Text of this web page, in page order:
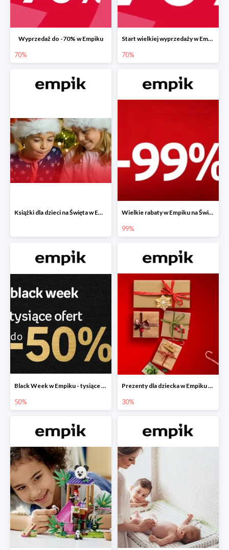
Wyprzedaż do -70% w Empiku
70%
Start wielkiej wyprzedaży w Empiku do -70%
70%
Książki dla dzieci na Święta w Empiku do -40% Wielkie rabaty w Empiku na Święta - piąty produkt -99%
99%
Black Week w Empiku - tysiące produktów do -50%
50%
Prezenty dla dziecka w Empiku do -30%
30%